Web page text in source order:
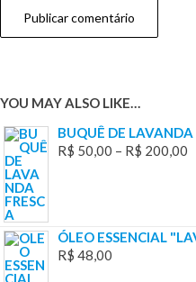
YOU MAY ALSO LIKE…
BUQUÊ DE LAVANDA
R$ 50,00 – R$ 200,00
ÓLEO ESSENCIAL
R$ 48,00